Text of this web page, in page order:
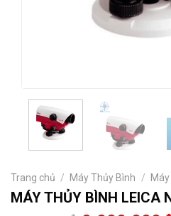
Trang chủ / Máy Thủy Bình /
MÁY THỦY BÌNH LEICA